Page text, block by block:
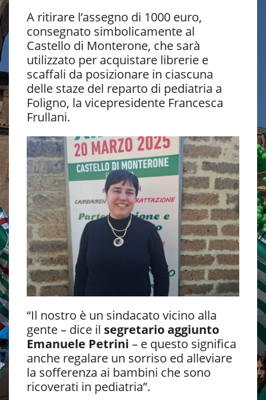
A ritirare l’assegno di 1000 euro,
consegnato simbolicamente al
Castello di Monterone, che sarà
utilizzato per acquistare librerie e
scaffali da posizionare in ciascuna
delle staze del reparto di pediatria a
Foligno, la vicepresidente Francesca
Frullani.
“Il nostro è un sindacato vicino alla
gente – dice il segretario aggiunto
Emanuele Petrini – e questo significa
anche regalare un sorriso ed alleviare
la sofferenza ai bambini che sono
ricoverati in pediatria”.